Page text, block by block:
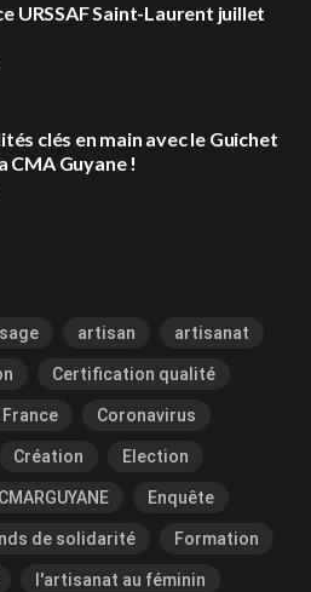
URSSAF Saint-Laurent juillet
clés en main avec le Guichet
CMA Guyane !
artisan artisanat
Certification qualité
France Coronavirus
Création Election
Enquête
de solidarité Formation
l'artisanat au féminin